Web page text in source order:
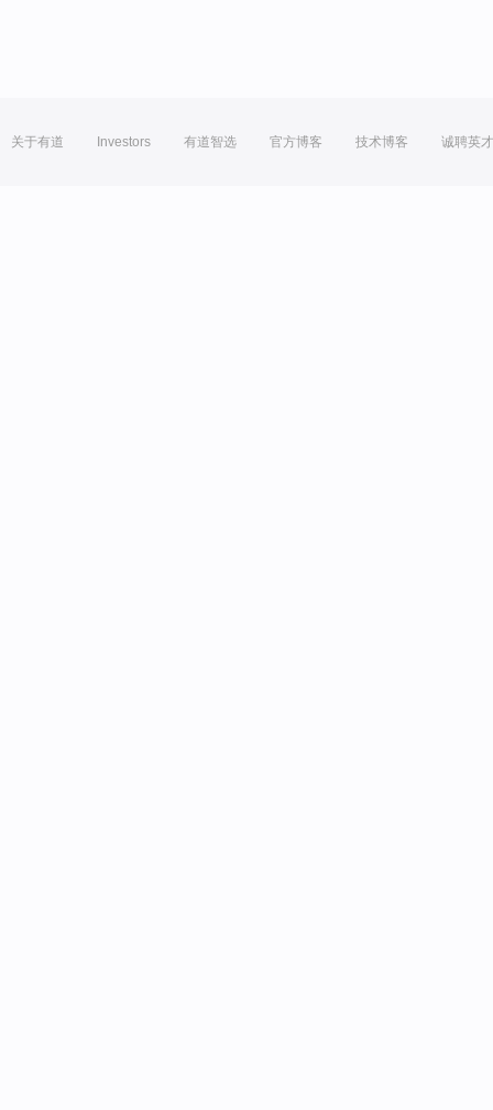
关于有道 Investors 有道智选 官方博客 技术博客 诚聘英才